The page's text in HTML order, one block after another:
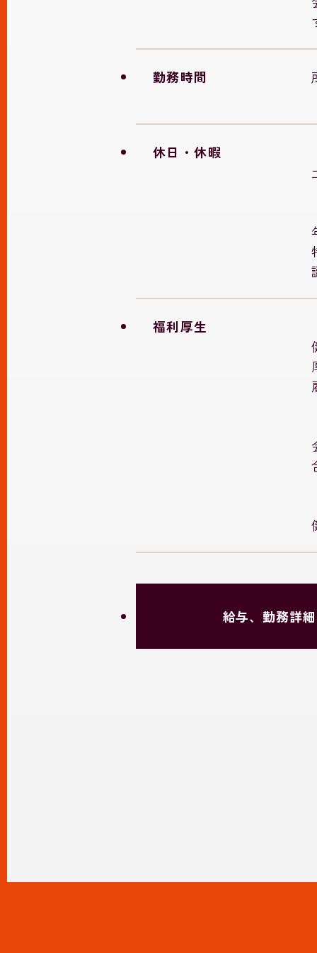
勤務時間
休日・休暇
福利厚生
給与、勤務詳